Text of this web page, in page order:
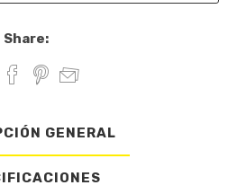
Share:
GENERAL